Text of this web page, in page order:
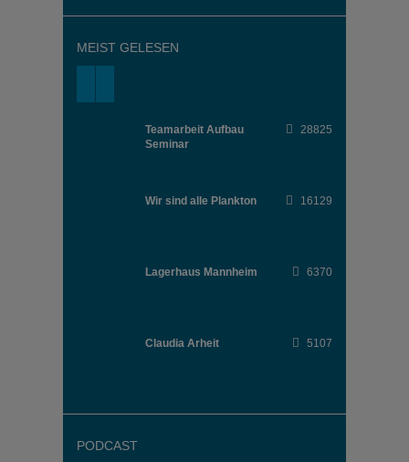
MEIST GELESEN
Teamarbeit Aufbau
Seminar
28825
Wir sind alle Plankton 16129
Lagerhaus Mannheim 6370
Claudia Arheit 5107
PODCAST